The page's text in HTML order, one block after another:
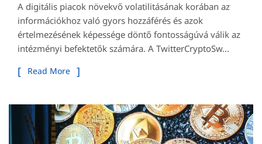
A digitális piacok növekvő volatilitásának korában az
információkhoz való gyors hozzáférés és azok
értelmezésének képessége döntő fontosságúvá válik az
intézményi befektetők számára. A TwitterCryptoSw...
Read More